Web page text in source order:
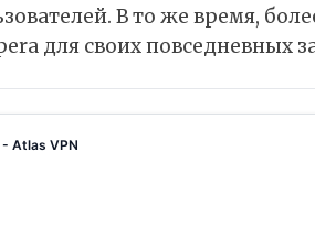
В то же время,
для своих повседневных
Atlas VPN
show it nicely on your screen. Nowadays, you can choose from an